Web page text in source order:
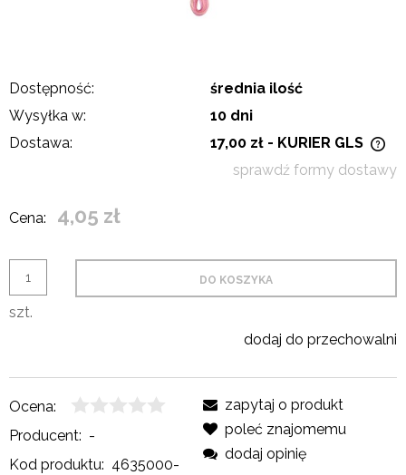
Dostępność:
średnia ilość
Wysyłka w:
10 dni
Dostawa:
17,00 zł - KURIER GLS
sprawdź formy dostawy
Cena: 4,05 zł
szt.
DO KOSZYKA
dodaj do przechowalni
Ocena:
Producent: -
Kod produktu: 4635000-
zapytaj o produkt
poleć znajomemu
dodaj opinię